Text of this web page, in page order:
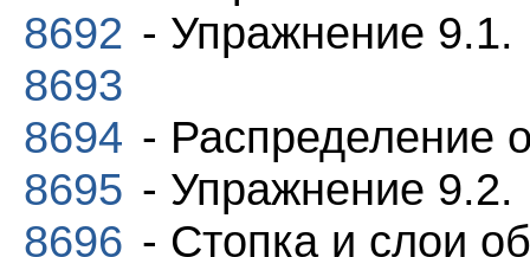
8692 - Упражнение 9.1.
8693
8694 - Распределение
8695 - Упражнение 9.2.
8696 - Стопка и слои